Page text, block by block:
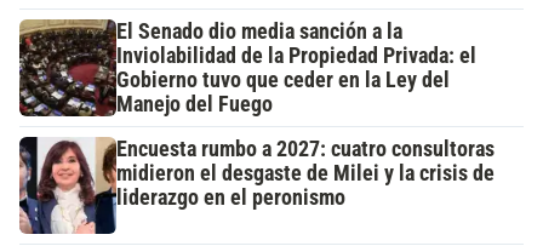
El Senado dio media sanción a la
Inviolabilidad de la Propiedad Privada: el
Gobierno tuvo que ceder en la Ley del
Manejo del Fuego
Encuesta rumbo a 2027: cuatro consultoras
midieron el desgaste de Milei y la crisis de
liderazgo en el peronismo